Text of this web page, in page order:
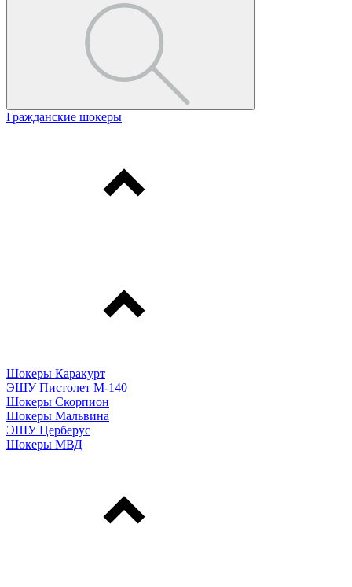
Гражданские шокеры
Шокеры Каракурт
ЭШУ Пистолет М-140
Шокеры Скорпион
Шокеры Мальвина
ЭШУ Церберус
Шокеры МВД